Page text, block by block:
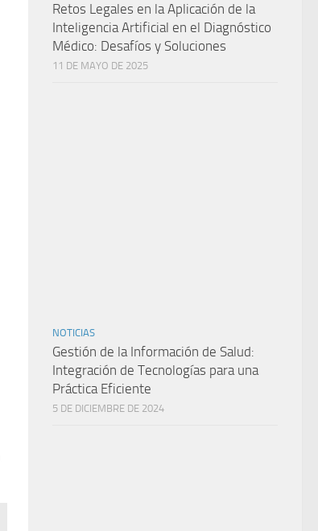
Retos Legales en la Aplicación de la
Inteligencia Artificial en el Diagnóstico
Médico: Desafíos y Soluciones
11 DE MAYO DE 2025
NOTICIAS
Gestión de la Información de Salud:
Integración de Tecnologías para una
Práctica Eficiente
5 DE DICIEMBRE DE 2024